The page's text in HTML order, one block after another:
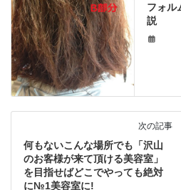
フォル
説
次の記事
何もないこんな場所でも「沢山
のお客様が来て頂ける美容室」
を目指せばどこでやっても絶対
に№1美容室に!